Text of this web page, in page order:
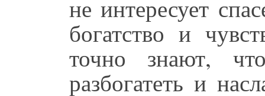
не интересует
богатство и
точно знают,
разбогатеть и